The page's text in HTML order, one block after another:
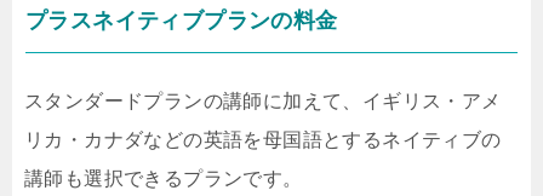
プラスネイティブプランの料金
スタンダードプランの講師に加えて、イギリス・アメ
リカ・カナダなどの英語を母国語とするネイティブの
講師も選択できるプランです。